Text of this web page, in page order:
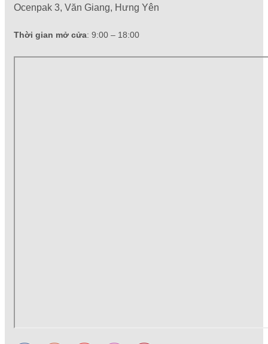
Ocenpak 3, Văn Giang, Hưng Yên
Thời gian mở cửa: 9:00 – 18:00